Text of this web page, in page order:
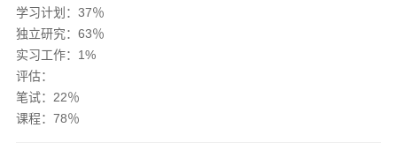
学习计划：37％
独立研究：63％
实习工作：1%
评估：
笔试：22％
课程：78％